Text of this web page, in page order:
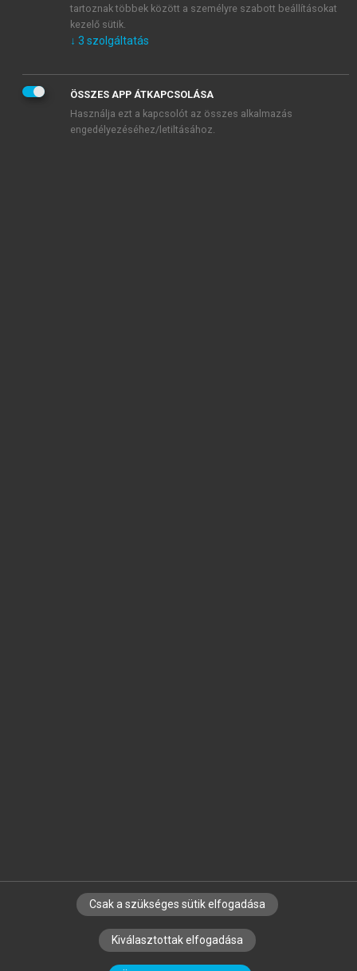
tudomásul veszem és elfogadom.
KIPRÓBÁLOM
SZERZŐKNEK CÉGEKNEK KÖNYVTÁROSOKNAK
SZERKESZTÉSI ÉS LEKTORÁLÁSI ALAPELVEK
tartoznak többek között a személyre szabott beállításokat
kezelő sütik.
↓ 3 szolgáltatás
ÖSSZES APP ÁTKAPCSOLÁSA
Használja ezt a kapcsolót az összes alkalmazás
engedélyezéséhez/letiltásához.
Csak a szükséges sütik elfogadása
Kiválasztottak elfogadása